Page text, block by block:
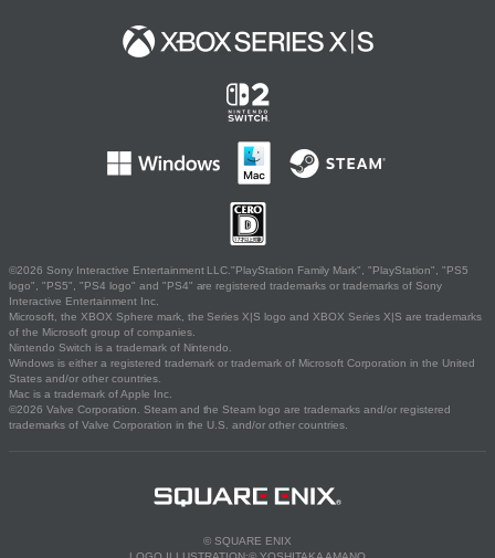
©2026 Sony Interactive Entertainment LLC."PlayStation Family Mark", "PlayStation", "PS5
logo", "PS5", "PS4 logo" and "PS4" are registered trademarks or trademarks of Sony
Interactive Entertainment Inc.
Microsoft, the XBOX Sphere mark, the Series X|S logo and XBOX Series X|S are trademarks
of the Microsoft group of companies.
Nintendo Switch is a trademark of Nintendo.
Windows is either a registered trademark or trademark of Microsoft Corporation in the United
States and/or other countries.
Mac is a trademark of Apple Inc.
©2026 Valve Corporation. Steam and the Steam logo are trademarks and/or registered
trademarks of Valve Corporation in the U.S. and/or other countries.
© SQUARE ENIX